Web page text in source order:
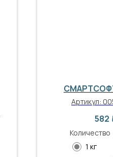
Артикул:
582
Количество
1 кг